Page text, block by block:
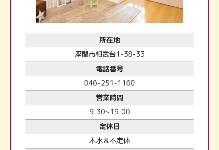
所在地
座間市相武台1-38-33
電話番号
046-251-1160
営業時間
9:30~19:00
定休日
木水＆不定休